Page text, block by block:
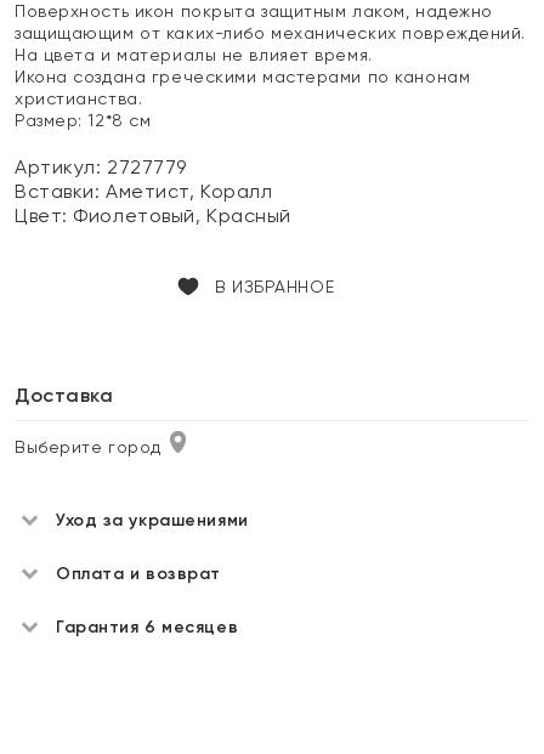
Поверхность икон покрыта защитным лаком, надежно
защищающим от каких-либо механических повреждений.
На цвета и материалы не влияет время.
Икона создана греческими мастерами по канонам
христианства.
Размер: 12*8 см
Артикул: 2727779
Вставки:Аметист, Коралл
Цвет: Фиолетовый, Красный
В ИЗБРАННОЕ
Доставка
Выберите город
Уход за украшениями
Оплата и возврат
Гарантия 6 месяцев